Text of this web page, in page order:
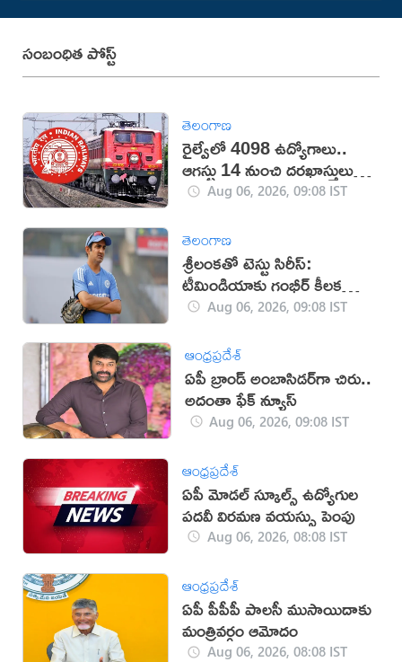
సంబంధిత పోస్ట్
తెలంగాణ
రైల్వేలో 4098 ఉద్యోగాలు..
ఆగస్టు 14 నుంచి దరఖాస్తులు
స్టార్ట్Aug 06, 2026, 09:08 IST
తెలంగాణ
శ్రీలంకతో టెస్టు సిరీస్:
టీమిండియాకు గంభీర్ కీలక
సూచనలు
Aug 06, 2026, 09:08 IST
ఆంధ్రప్రదేశ్
ఏపీ బ్రాండ్‌ అంబాసిడర్‌గా చిరు..
అదంతా ఫేక్‌ న్యూస్‌
Aug 06, 2026, 09:08 IST
ఆంధ్రప్రదేశ్
ఏపీ మోడల్ స్కూల్స్ ఉద్యోగుల
పదవీ విరమణ వయస్సు పెంపు
Aug 06, 2026, 08:08 IST
ఆంధ్రప్రదేశ్
ఏపీ పీపీపీ పాలసీ ముసాయిదాకు
మంత్రివర్గం ఆమోదం
Aug 06, 2026, 08:08 IST